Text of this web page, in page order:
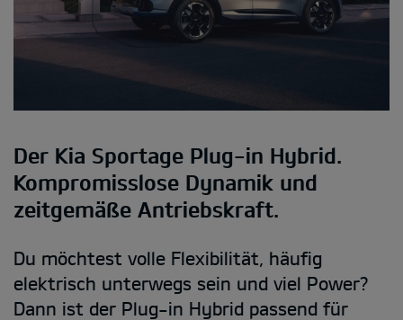
Der Kia Sportage Plug-in Hybrid.
Kompromisslose Dynamik und
zeitgemäße Antriebskraft.
Du möchtest volle Flexibilität, häufig
elektrisch unterwegs sein und viel Power?
Dann ist der Plug-in Hybrid passend für